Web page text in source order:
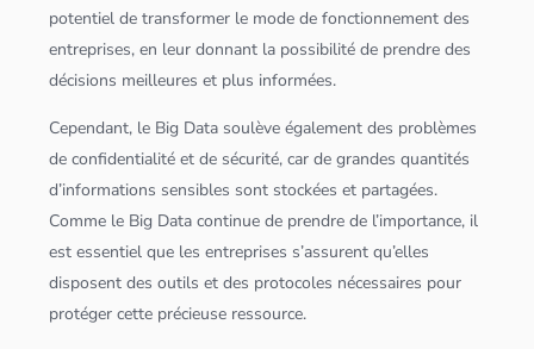
potentiel de transformer le mode de fonctionnement des
entreprises, en leur donnant la possibilité de prendre des
décisions meilleures et plus informées.
Cependant, le Big Data soulève également des problèmes
de confidentialité et de sécurité, car de grandes quantités
d’informations sensibles sont stockées et partagées.
Comme le Big Data continue de prendre de l’importance, il
est essentiel que les entreprises s’assurent qu’elles
disposent des outils et des protocoles nécessaires pour
protéger cette précieuse ressource.